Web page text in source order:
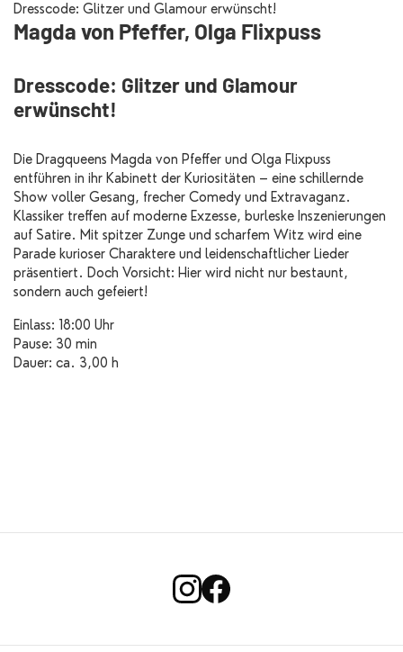
Dresscode: Glitzer und Glamour erwünscht!
Magda von Pfeffer, Olga Flixpuss
Dresscode: Glitzer und Glamour
erwünscht!
Die Dragqueens Magda von Pfeffer und Olga Flixpuss
entführen in ihr Kabinett der Kuriositäten – eine schillernde
Show voller Gesang, frecher Comedy und Extravaganz.
Klassiker treffen auf moderne Exzesse, burleske Inszenierungen
auf Satire. Mit spitzer Zunge und scharfem Witz wird eine
Parade kurioser Charaktere und leidenschaftlicher Lieder
präsentiert. Doch Vorsicht: Hier wird nicht nur bestaunt,
sondern auch gefeiert!
Einlass: 18:00 Uhr
Pause: 30 min
Dauer: ca. 3,00 h